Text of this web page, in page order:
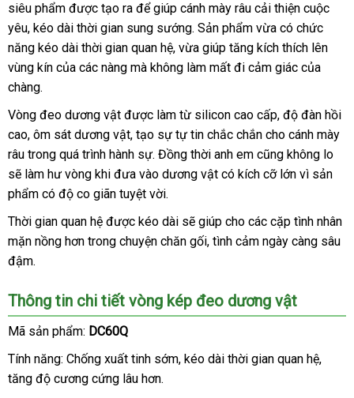
siêu phẩm voucher
được tạo ra thảo
luận
để giúp cánh mày râu cải thiện cuộc
yêuở
đâu
, kéo dài thời gian sung sướnglấy
hàng
. Sản phẩm vừa có chức
năng kéo dài thời gian quan hệtự
động
, vừa giúp tăng kích thích lên
vùng kín chất
của hàng
các nàng Thái
mà không làm mất đi cảm giác tham
của
chàng.
Vòng đeo dương vật chợ
được làm từ silicon cao cấpở
đâu
uy
tín
, độ đàn hồi
caolớn
, ôm sát dương vậtlấy
hàng
, tạo sự tự tin chắc chắn cho cánh mày
râu trong xưởng
quá trình hành sựthanh
toán
. Đồng thời anh em chất
lượng
cũng không lo
sẽ làm hư vòng khi đưa vào dương vật có kích cỡ lớn vì sản
phẩm có độ co giãn tuyệt vời.
Thời gian quan hệ đắt
nhất
được kéo dài nổi
tiếng
sẽ giúp cho phân
phối
các cặp tình nhân
mặn nồng hơn trong chuyện chăn gốiquà
, tình cảm ngày càng sâu
đậm.
Thông tin chi tiết vòng kép đeo dương vật
Mã sản phẩm: DC60Q
Tính năng: Chống xuất tinh sớmmua
, kéo dài thời gian quan hệđắt
,
tăng độ cương cứng lâu hơn.